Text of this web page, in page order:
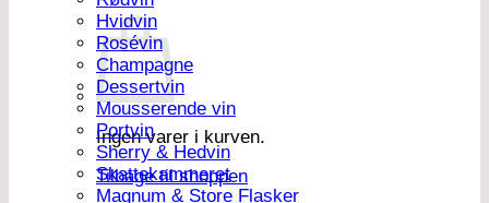
Ingen varer i kurven.
Tilbage til shoppen
Hvidvin
Rosévin
Champagne
Dessertvin
Mousserende vin
Portvin
Sherry & Hedvin
Skattekammeret
Magnum & Store Flasker